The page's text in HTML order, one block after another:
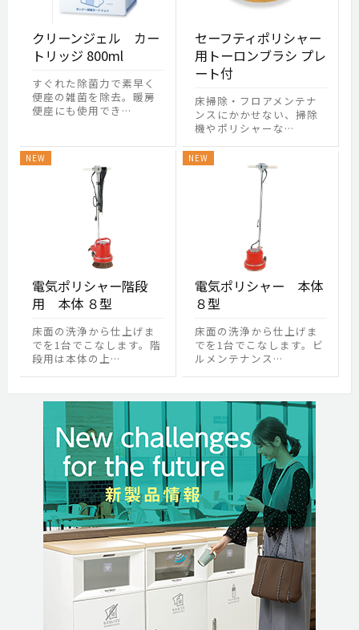
クリーンジェル カー
トリッジ 800ml
すぐれた除菌力で素早く
便座の雑菌を除去。暖房
便座にも使用でき…
セーフティポリシャー
用トーロンブラシ プレ
ート付
床掃除・フロアメンテナ
ンスにかかせない、掃除
機やポリシャーな…
電気ポリシャー階段
用 本体 ８型
床面の洗浄から仕上げま
でを1台でこなします。階
段用は本体の上…
電気ポリシャー 本体
８型
床面の洗浄から仕上げま
でを1台でこなします。ビ
ルメンテナンス…